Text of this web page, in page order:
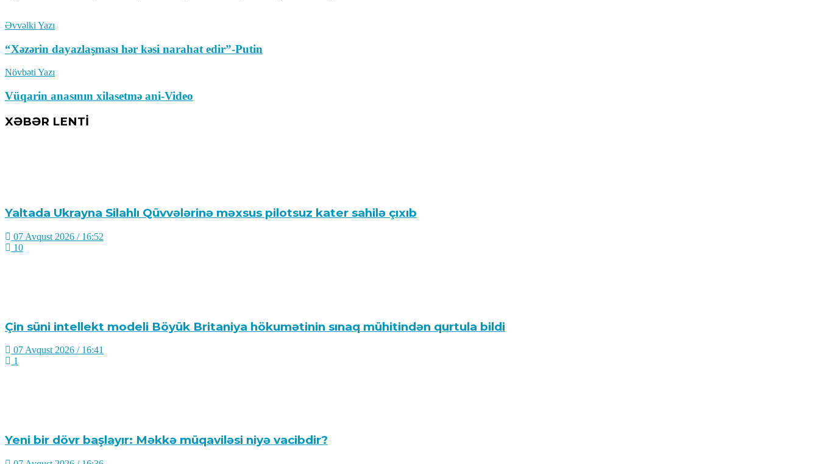
Əvvəlki Yazı
“Xəzərin dayazlaşması hər kəsi narahat edir”-Putin
Növbəti Yazı
Vüqarin anasının xilasetmə ani-Video
XƏBƏR LENTİ
Yaltada Ukrayna Silahlı Qüvvələrinə məxsus pilotsuz kater sahilə çıxıb
07 Avqust 2026 / 16:52
10
Çin süni intellekt modeli Böyük Britaniya hökumətinin sınaq mühitindən qurtula bildi
07 Avqust 2026 / 16:41
1
Yeni bir dövr başlayır: Məkkə müqaviləsi niyə vacibdir?